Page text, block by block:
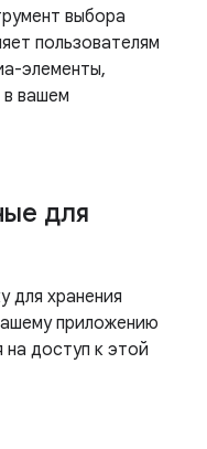
выбора
пользователям
элементы,
вашем
для
для хранения
приложению
на доступ к этой